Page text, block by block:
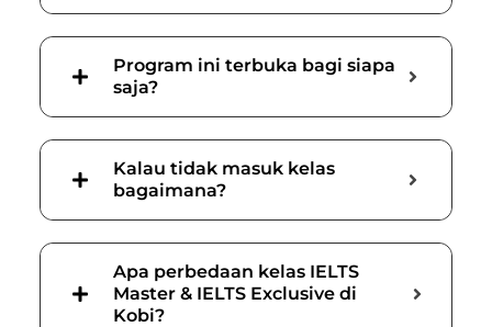
Program ini terbuka bagi siapa
saja?
Kalau tidak masuk kelas
bagaimana?
Apa perbedaan kelas IELTS
Master & IELTS Exclusive di
Kobi?